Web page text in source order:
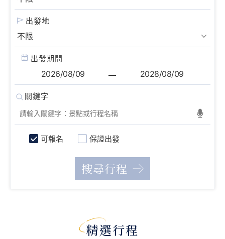
出發地
出發期間
可報名 保證出發
精選行程